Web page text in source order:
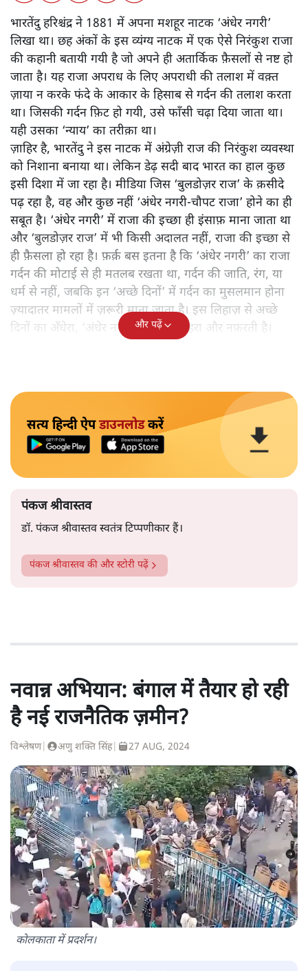
भारतेंदु हरिश्चंद्र ने 1881 में अपना मशहूर नाटक ‘अंधेर नगरी’
लिखा था। छह अंकों के इस व्यंग्य नाटक में एक ऐसे निरंकुश राजा
की कहानी बतायी गयी है जो अपने ही अतार्किक फ़ैसलों से नष्ट हो
जाता है। यह राजा अपराध के लिए अपराधी की तलाश में वक़्त
ज़ाया न करके फंदे के आकार के हिसाब से गर्दन की तलाश करता
था। जिसकी गर्दन फ़िट हो गयी, उसे फाँसी चढ़ा दिया जाता था।
यही उसका ‘न्याय’ का तरीक़ा था।
ज़ाहिर है, भारतेंदु ने इस नाटक में अंग्रेज़ी राज की निरंकुश व्यवस्था
को निशाना बनाया था। लेकिन डेढ़ सदी बाद भारत का हाल कुछ
इसी दिशा में जा रहा है। मीडिया जिस ‘बुलडोज़र राज’ के क़सीदे
पढ़ रहा है, वह और कुछ नहीं ‘अंधेर नगरी-चौपट राजा’ होने का ही
सबूत है। ‘अंधेर नगरी’ में राजा की इच्छा ही इंसाफ़ माना जाता था
और ‘बुलडोज़र राज’ में भी किसी अदालत नहीं, राजा की इच्छा से
ही फ़ैसला हो रहा है। फ़र्क़ बस इतना है कि ‘अंधेर नगरी’ का राजा
गर्दन की मोटाई से ही मतलब रखता था, गर्दन की जाति, रंग, या
धर्म से नहीं, जबकि इन ‘अच्छे दिनों’ में गर्दन का मुसलमान होना
ज़्यादातर मामलों में ज़रूरी माना जाता है। इस लिहाज़ से अच्छे
दिनों का अँधेरा, ‘अंधेर नगरी’ से ज़्यादा गहरा और नफ़रती है।
और पढ़ें
सत्य हिन्दी ऐपडाउनलोडकरें
पंकज श्रीवास्तव
डॉ. पंकज श्रीवास्तव स्वतंत्र टिप्पणीकार हैं।
पंकज श्रीवास्तव की और स्टोरी पढ़ें
नवान्न अभियान: बंगाल में तैयार हो रही
है नई राजनैतिक ज़मीन?
विश्लेषण| अणु शक्ति सिंह| 27 AUG, 2024
कोलकाता में प्रदर्शन।